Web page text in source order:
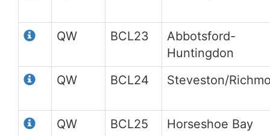
QW BCL23
Abbotsford-
Huntingdon
QW
BCL24 Steveston/
QW BCL25 Horseshoe Bay